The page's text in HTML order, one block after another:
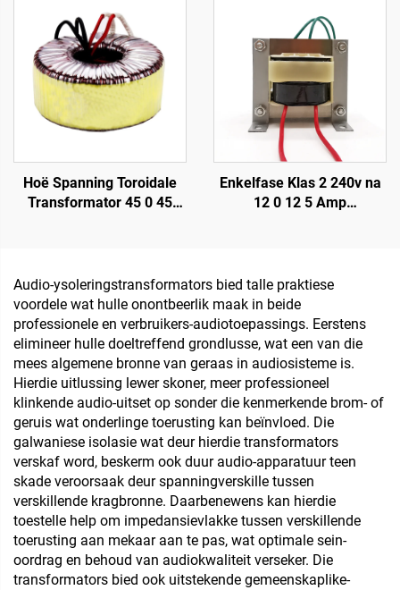
Kragversterker
Transformator
Hoë Spanning Toroidale
Transformator 45 0 45
Enkelfase Klas 2 240v na
12 0 12 5 Amp
Audio-ysoleringstransformators bied talle praktiese
voordele wat hulle onontbeerlik maak in beide
professionele en verbruikers-audiotoepassings. Eerstens
elimineer hulle doeltreffend grondlusse, wat een van die
mees algemene bronne van geraas in audiosisteme is.
Hierdie uitlussing lewer skoner, meer professioneel
klinkende audio-uitset op sonder die kenmerkende brom- of
geruis wat onderlinge toerusting kan beïnvloed. Die
galwaniese isolasie wat deur hierdie transformators
verskaf word, beskerm ook duur audio-apparatuur teen
skade veroorsaak deur spanningverskille tussen
verskillende kragbronne. Daarbenewens kan hierdie
toestelle help om impedansievlakke tussen verskillende
toerusting aan mekaar aan te pas, wat optimale sein-
oordrag en behoud van audiokwaliteit verseker. Die
transformators bied ook uitstekende gemeenskaplike-